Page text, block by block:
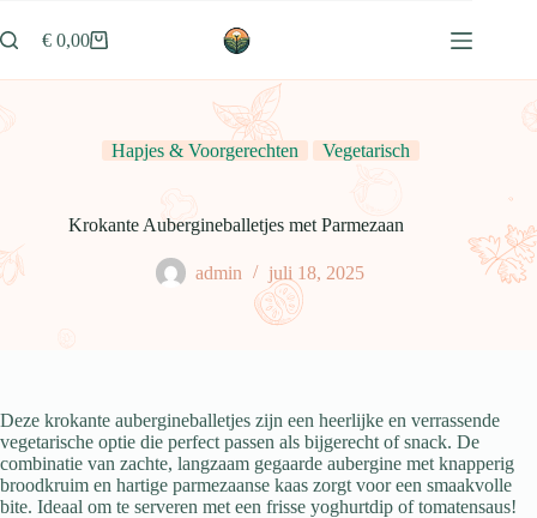
naar
de
Winkelwagen
€ 0,00
Hapjes & Voorgerechten Vegetarisch
Krokante Aubergineballetjes met Parmezaan
admin juli 18, 2025
Deze krokante aubergineballetjes zijn een heerlijke en verrassende
vegetarische optie die perfect passen als bijgerecht of snack. De
combinatie van zachte, langzaam gegaarde aubergine met knapperig
broodkruim en hartige parmezaanse kaas zorgt voor een smaakvolle
bite. Ideaal om te serveren met een frisse yoghurtdip of tomatensaus!